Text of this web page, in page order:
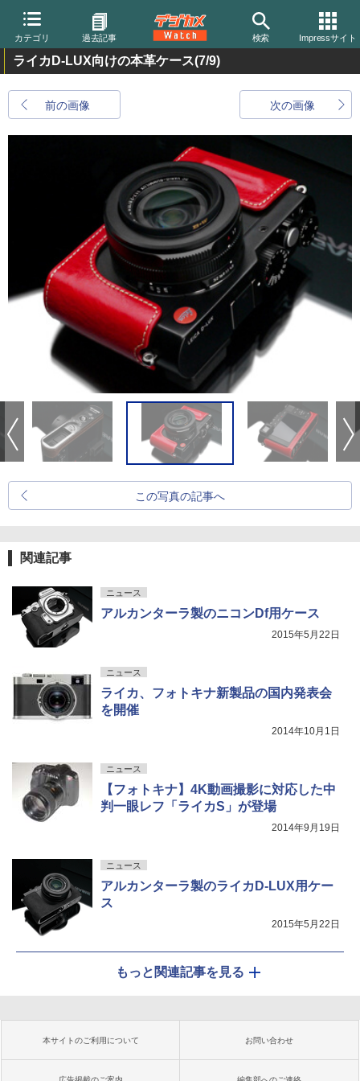
カテゴリ 過去記事 検索 Impressサイト
ライカD-LUX向けの本革ケース(7/9)
前の画像 次の画像
この写真の記事へ
関連記事
ニュース
アルカンターラ製のニコンDf用ケース
2015年5月22日
ニュース
ライカ、フォトキナ新製品の国内発表会
を開催
2014年10月1日
ニュース
【フォトキナ】4K動画撮影に対応した中
判一眼レフ「ライカS」が登場
2014年9月19日
ニュース
アルカンターラ製のライカD-LUX用ケー
ス
2015年5月22日
もっと関連記事を見る
本サイトのご利用について お問い合わせ